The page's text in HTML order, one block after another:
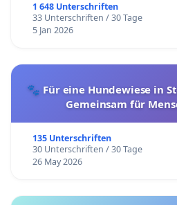
1 648 Unterschriften
33 Unterschriften / 30 Tage
5 Jan 2026
🐾 Für eine Hundewiese in
Gemeinsam für
135 Unterschriften
30 Unterschriften / 30 Tage
26 May 2026